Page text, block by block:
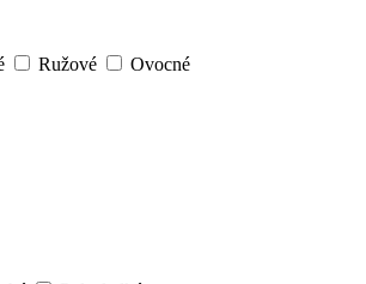
Ružové Ovocné